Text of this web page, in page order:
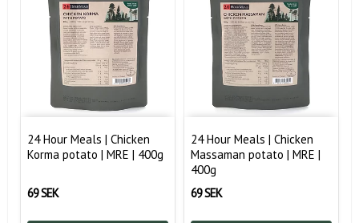
24 Hour Meals | Chicken
Korma potato | MRE | 400g
69 SEK
24 Hour Meals | Chicken
Massaman potato | MRE |
400g
69 SEK